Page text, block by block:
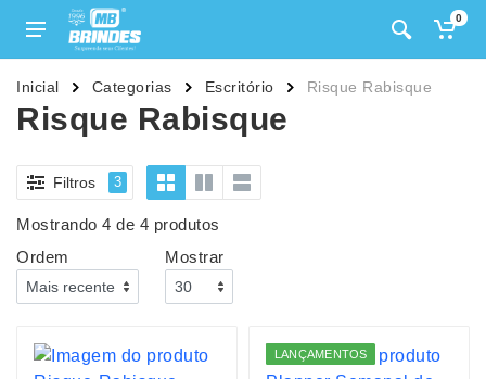
0
Inicial Categorias Escritório Risque Rabisque
Risque Rabisque
Filtros 3
Mostrando 4 de 4 produtos
Ordem
Mostrar
LANÇAMENTOS